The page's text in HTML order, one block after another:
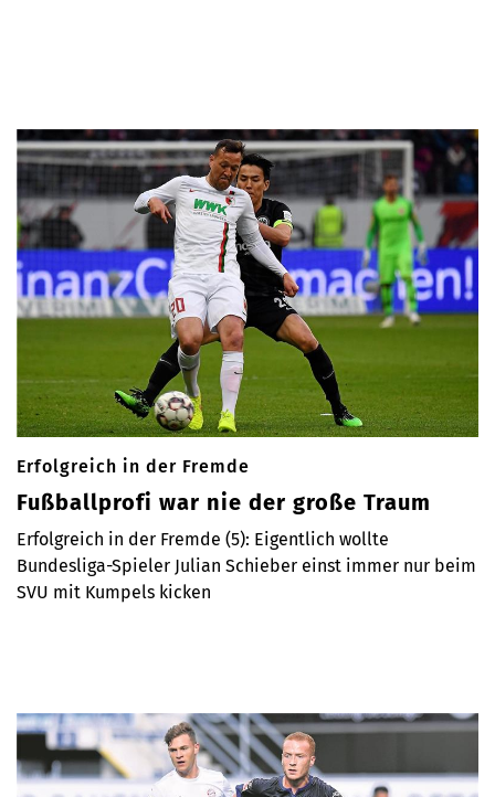
Erfolgreich in der Fremde
Fußballprofi war nie der große Traum
Erfolgreich in der Fremde (5): Eigentlich wollte
Bundesliga-Spieler Julian Schieber einst immer nur beim
SVU mit Kumpels kicken